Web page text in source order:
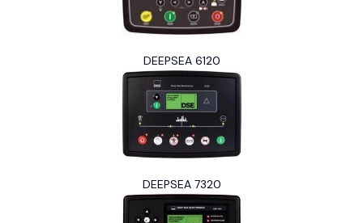
DEEPSEA 6120
DEEPSEA 7320